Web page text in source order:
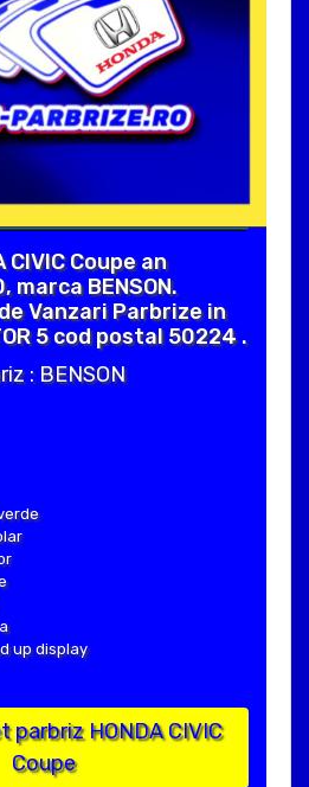
CIVIC Coupe an
BENSON.
Vanzari Parbrize in
5 cod postal 50224 .
: BENSON
up display
HONDA CIVIC
Coupe